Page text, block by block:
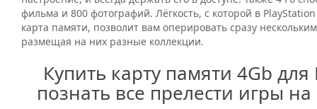
фильма и 800 фотографий. Лёгкость, с которой в
карта памяти, позволит вам оперировать сразу
размещая на них разные коллекции.
Купить карту памяти 4Gb для
познать все прелести игры